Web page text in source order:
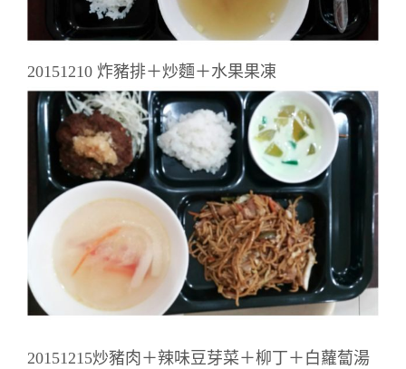
20151210 炸豬排＋炒麵＋水果果凍
20151215炒豬肉＋辣味豆芽菜＋柳丁＋白蘿蔔湯